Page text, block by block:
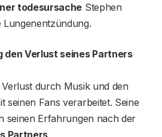
todesursache Stephen
den Verlust seines Partners
durch Musik und den
seinen Fans verarbeitet. Seine
seinen Erfahrungen nach der